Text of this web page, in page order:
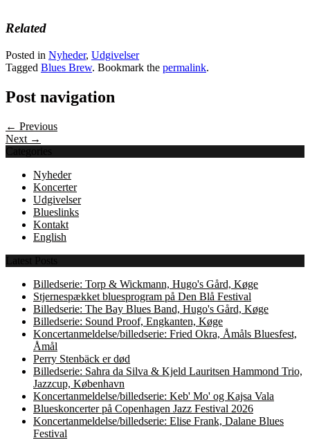
Twitter
(Opens
new
window)
Facebook
(Opens
new
window)
Related
Posted in Nyheder, Udgivelser
Tagged Blues Brew. Bookmark the permalink.
Post navigation
← Previous
Next →
Categories
Nyheder
Koncerter
Udgivelser
Blueslinks
Kontakt
English
Latest Posts
Billedserie: Torp & Wickmann, Hugo's Gård, Køge
Stjernespækket bluesprogram på Den Blå Festival
Billedserie: The Bay Blues Band, Hugo's Gård, Køge
Billedserie: Sound Proof, Engkanten, Køge
Koncertanmeldelse/billedserie: Fried Okra, Åmåls Bluesfest,
Åmål
Perry Stenbäck er død
Billedserie: Sahra da Silva & Kjeld Lauritsen Hammond Trio,
Jazzcup, København
Koncertanmeldelse/billedserie: Keb' Mo' og Kajsa Vala
Blueskoncerter på Copenhagen Jazz Festival 2026
Koncertanmeldelse/billedserie: Elise Frank, Dalane Blues
Festival